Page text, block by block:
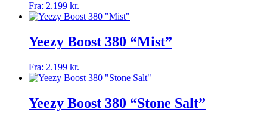
vælges
varesiden
Fra: 2.199 kr.
vare
varianter.
kan
vælges
varesiden
Yeezy Boost 380 “Mist”
Fra: 2.199 kr.
vare
varianter.
Yeezy Boost 380 “Stone Salt”